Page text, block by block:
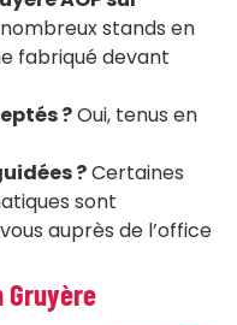
stands en
fabriqué devant
?Oui, tenus en
?Certaines
sont
auprès de l’office
Gruyère